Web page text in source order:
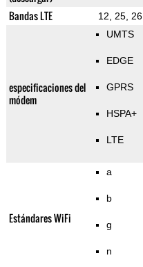
Bandas LTE 12, 25,
especificaciones del
módem
UMTS
EDGE
GPRS
HSPA+
LTE
Estándares WiFi
a
b
g
n